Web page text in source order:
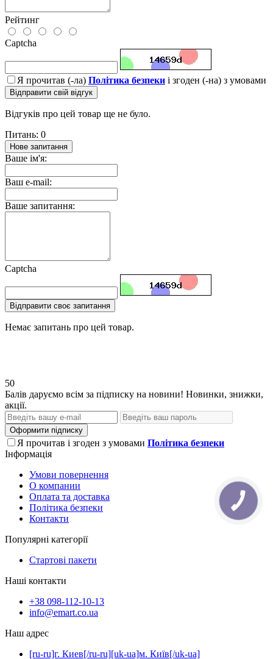
Рейтинг
Captcha
Я прочитав (-ла) Політика безпеки і згоден (-на) з умовами
Відправити свій відгук
Відгуків про цей товар ще не було.
Питань: 0
Нове запитання
Ваше ім'я:
Ваш e-mail:
Ваше запитання:
Captcha
Відправити своє запитання
Немає запитань про цей товар.
50
Балів даруємо всім за підписку на новини! Новинки, знижки,
акції.
Оформити підписку
Я прочитав і згоден з умовами Політика безпеки
Інформація
Умови повернення
О компании
Оплата та доставка
Політика безпеки
Контакти
Популярні категорії
Стартові пакети
Наші контакти
+38 098-112-10-13
info@emart.co.ua
Наш адрес
[ru-ru]г. Киев[/ru-ru][uk-ua]м. Київ[/uk-ua]
КНОПКА
ЗВ'ЯЗКУ